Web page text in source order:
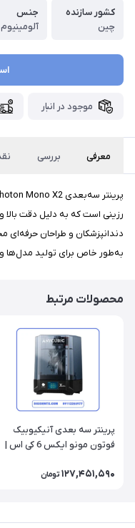
کشور سازنده
چین
جنس
موجود در انبار
معرفی بررسی
رزینی است که به دلیل دقت
دندانپزشکان و طراحان حرفه‌ای
به‌طور خاص برای تولید مدل‌ها
محصولات مرتبط
پرینتر سه بعدی آنیکیوبیک
فوتون مونو ایکس 6 کی اس |
Photon Mono X 6Ks
127,451,590 تومان